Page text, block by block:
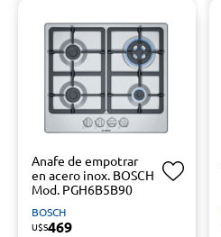
Anafe de empotrar
en acero inox. BOSCH
Mod. PGH6B5B90
BOSCH
U$S469